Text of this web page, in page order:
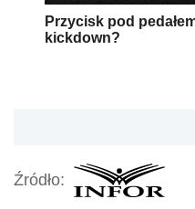
Przycisk pod
kickdown?
Źródło: